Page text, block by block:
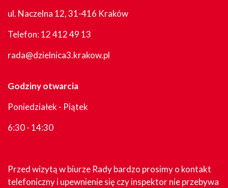
ul. Naczelna 12, 31-416 Kraków
Telefon:12 412 49 13
rada@dzielnica3.krakow.pl
Godziny otwarcia
Poniedziałek - Piątek
6:30 - 14:30
Przed wizytą w biurze Rady bardzo prosimy o kontakt
telefoniczny i upewnienie się czy inspektor nie przebywa